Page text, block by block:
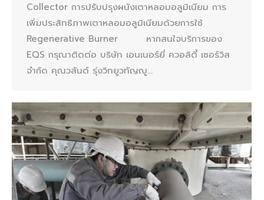
Collector การปรับปรุงผนังเตาหลอมอลูมิเนียม การ
เพิ่มประสิทธิภาพเตาหลอมอลูมิเนียมด้วยการใช้
Regenerative Burner หากสนใจบริการของ
EQS กรุณาติดต่อ บริษัท เอนเนอร์ยี่ ควอลิตี้ เซอร์วิส
จำกัด คุณวสันต์ รุ่งวิทยูวทัญญู…